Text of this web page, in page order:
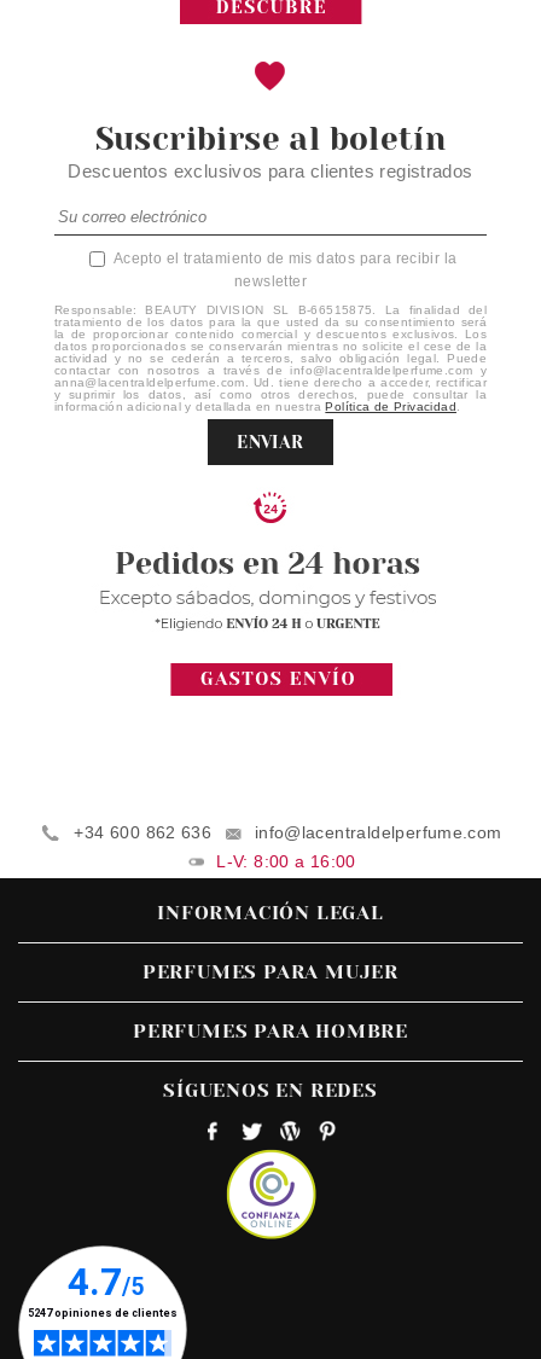
Suscribirse al boletín
Descuentos exclusivos para clientes registrados
Acepto el tratamiento de mis datos para recibir la
newsletter
Responsable: BEAUTY DIVISION SL B-66515875. La finalidad del
tratamiento de los datos para la que usted da su consentimiento será
la de proporcionar contenido comercial y descuentos exclusivos. Los
datos proporcionados se conservarán mientras no solicite el cese de la
actividad y no se cederán a terceros, salvo obligación legal. Puede
contactar con nosotros a través de info@lacentraldelperfume.com y
anna@lacentraldelperfume.com. Ud. tiene derecho a acceder, rectificar
y suprimir los datos, así como otros derechos, puede consultar la
información adicional y detallada en nuestraPolítica de Privacidad
ENVIAR
+34 600 862 636
info@lacentraldelperfume.com
L-V: 8:00 a 16:00
INFORMACIÓN LEGAL
PERFUMES PARA MUJER
PERFUMES PARA HOMBRE
SÍGUENOS EN REDES